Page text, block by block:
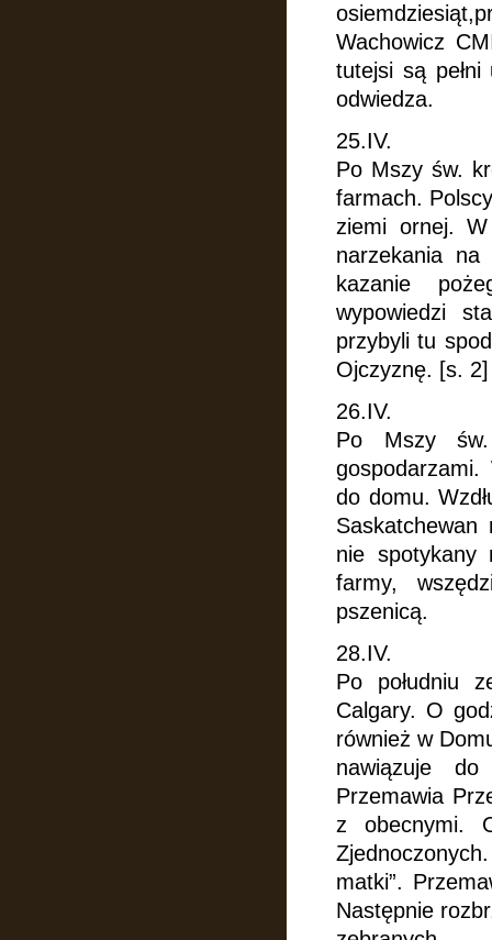
Wachowicz
tutejsi są
odwiedza.
25.IV.
Po Mszy św.
farmach.
ziemi ornej.
narzekania na
kazanie
wypowiedzi
przybyli tu
Ojczyznę. [s. 2]
26.IV.
Po Mszy
do domu.
nie spotykany
farmy,
pszenicą.
28.IV.
Po południu
Calgary. O
również w
nawiązuje
Przemawia
z obecnymi.
matki”.
Następnie